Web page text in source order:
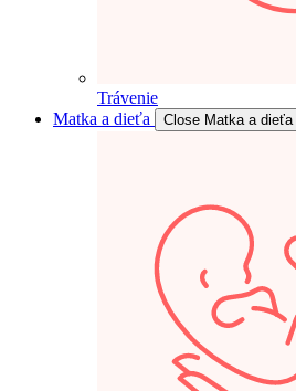
Trávenie
Matka a dieťa
Close Matka a dieťa